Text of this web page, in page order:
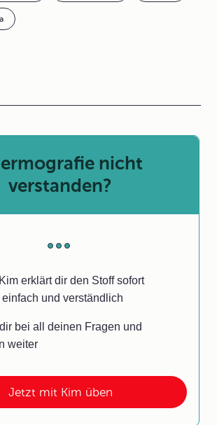
Jetzt mit Kim üben
nicht
verstanden?
erklärt dir den Stoff sofort
und verständlich
bei all deinen Fragen und
weiter